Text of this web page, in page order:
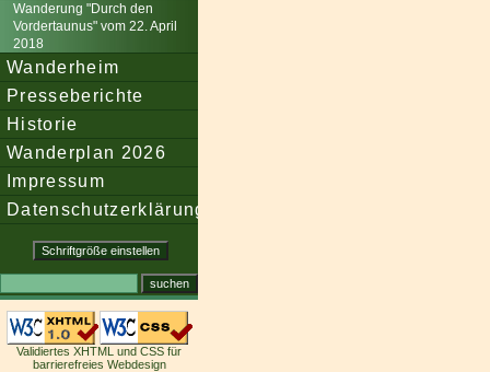
Wanderung "Durch den
Vordertaunus" vom 22. April
2018
Wanderheim
Presseberichte
Historie
Wanderplan 2026
Impressum
Datenschutzerklärung
Validiertes XHTML und CSS für
barrierefreies Webdesign